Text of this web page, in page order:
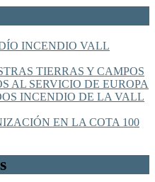
INCENDIO VALL
TIERRAS Y CAMPOS
AL SERVICIO DE EUROPA
INCENDIO DE LA VALL
EN LA COTA 100